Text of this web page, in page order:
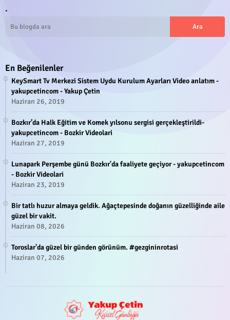
.
En Beğenilenler
KeySmart Tv Merkezi Sistem Uydu Kurulum Ayarları Video anlatım -
yakupcetincom - Yakup Çetin
Haziran 26, 2019
Bozkır’da Halk Eğitim ve Komek yılsonu sergisi gerçekleştirildi-
yakupcetincom - Bozkir Videolari
Haziran 27, 2019
Lunapark Perşembe günü Bozkır'da faaliyete geçiyor - yakupcetincom
- Bozkir Videolari
Haziran 23, 2019
Bir tatlı huzur almaya geldik. Ağaçtepesinde doğanın güzelliğinde aile
güzel bir vakit.
Haziran 08, 2026
Toroslar'da güzel bir günden görünüm. #gezgininrotasi
Haziran 07, 2026